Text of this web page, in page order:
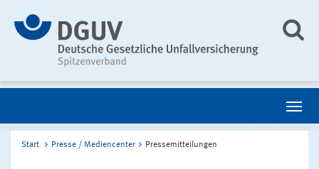
Start Presse / Mediencenter Pressemitteilungen